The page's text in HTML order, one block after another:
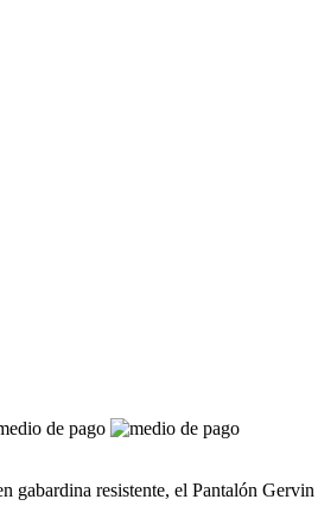
gabardina resistente, el Pantalón